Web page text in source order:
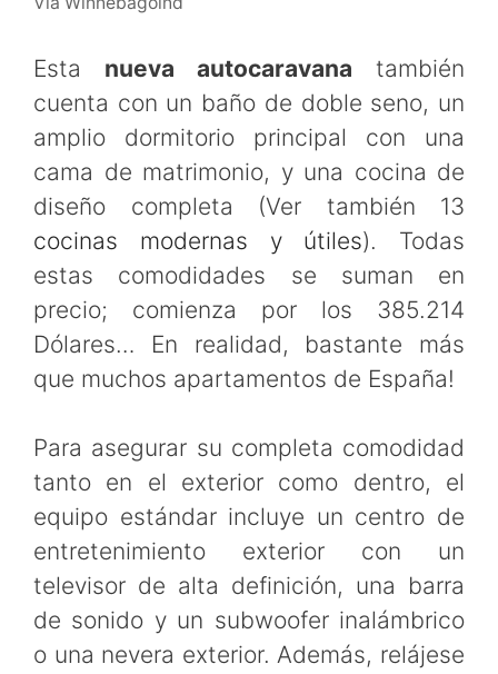
Esta nueva autocaravana también
cuenta con un baño de doble seno, un
amplio dormitorio principal con una
cama de matrimonio, y una cocina de
diseño completa (Ver también 13
cocinas modernas y útiles). Todas
estas comodidades se suman en
precio; comienza por los 385.214
Dólares… En realidad, bastante más
que muchos apartamentos de España!
Para asegurar su completa comodidad
tanto en el exterior como dentro, el
equipo estándar incluye un centro de
entretenimiento exterior con un
televisor de alta definición, una barra
de sonido y un subwoofer inalámbrico
o una nevera exterior. Además, relájese